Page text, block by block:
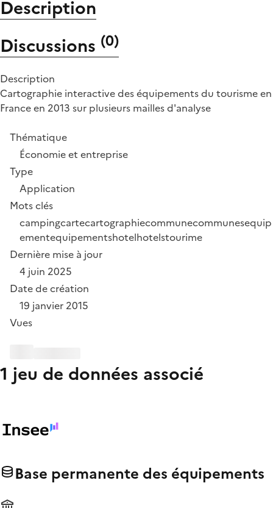
Description
Discussions (0)
Description
Cartographie interactive des équipements du tourisme en
France en 2013 sur plusieurs mailles d'analyse
Thématique
Économie et entreprise
Type
Application
Mots clés
campingcartecartographiecommunecommunesequip
ementequipementshotelhotelstourime
Dernière mise à jour
4 juin 2025
Date de création
19 janvier 2015
Vues
1 jeu de données associé
Base permanente des équipements